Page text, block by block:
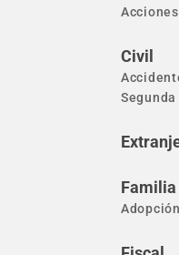
Civil
Familia
Adopción